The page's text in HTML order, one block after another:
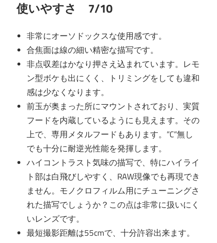
使いやすさ 7/10
非常にオーソドックスな使用感です。
合焦面は線の細い精密な描写です。
非点収差はかなり押さえ込まれています。レモ
ン型ボケも出にくく、トリミングをしても違和
感は少なくなります。
前玉が奥まった所にマウントされており、実質
フードを内蔵しているようにも見えます。その
上で、専用メタルフードもあります。”C”無し
でも十分に耐逆光性能を発揮します。
ハイコントラスト気味の描写で、特にハイライ
ト部は白飛びしやすく、RAW現像でも再現でき
ません。モノクロフィルム用にチューニングさ
れた描写でしょうか？この点は非常に扱いにく
いレンズです。
最短撮影距離は55cmで、十分許容出来ます。